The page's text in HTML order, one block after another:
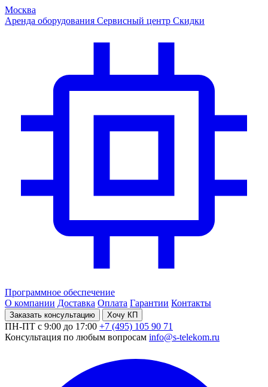
Москва
Аренда оборудования Сервисный центр Скидки
Программное обеспечение
О компании Доставка Оплата Гарантии Контакты
Заказать консультацию Хочу КП
ПН-ПТ с 9:00 до 17:00 +7 (495) 105 90 71
Консультация по любым вопросам info@s-telekom.ru